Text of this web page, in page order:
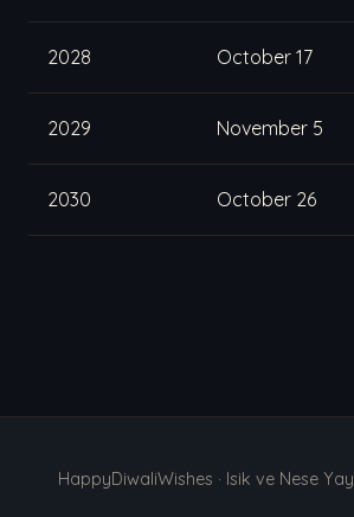
2028 October 17
2029 November 5
2030 October 26
HappyDiwaliWishes · Isik ve Nese